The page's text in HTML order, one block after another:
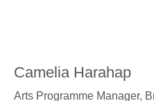
Camelia Harahap
Arts Programme Manager,